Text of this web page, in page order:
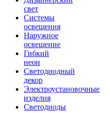
свет
Системы
освещения
Наружное
освещение
Гибкий
неон
Светодиодный
декор
Электроустановочные
изделия
Светодиоды